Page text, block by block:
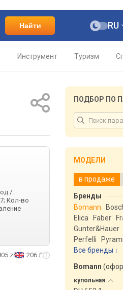
Найти RU
Инструмент Туризм
/
Кол-во
zł 206 £
ПОДБОР ПО
МОДЕЛИ
в продаже
Бренды
Bomann
Elica
Faber
Gunter&Hauer
Perfelli
Все бренды
Bomann (
купольная